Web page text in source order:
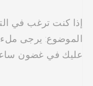
إذا كنت ترغب في
الموضوع: يرجى ملء
عليك في غضون